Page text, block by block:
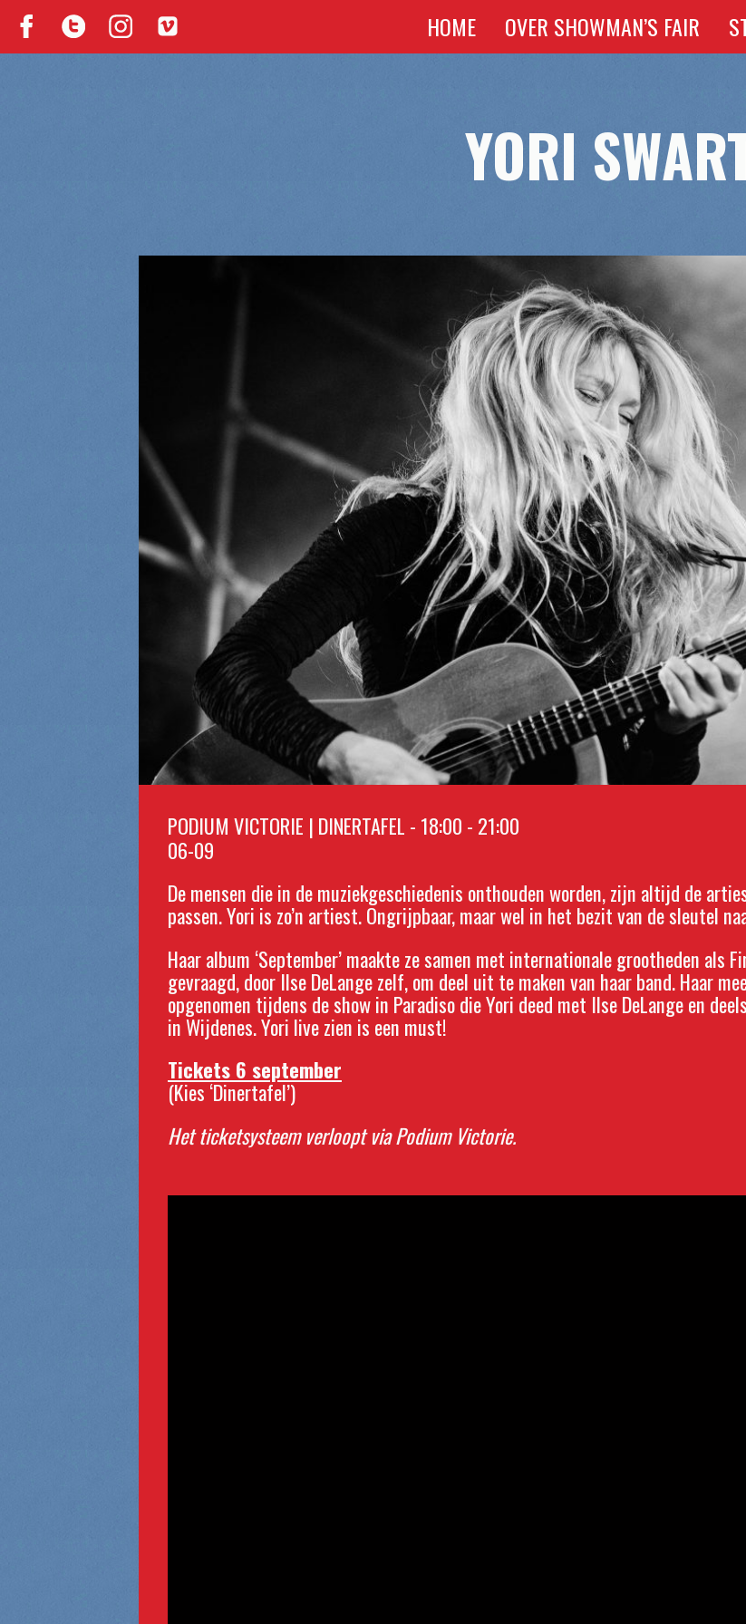
HOME OVER SHOWMAN’S FAIR
YORI
PODIUM VICTORIE | DINERTAFEL - 18:00 - 21:00
06-09
De mensen die in de muziekgeschiedenis onthouden worden, zijn altijd de
passen. Yori is zo’n artiest. Ongrijpbaar, maar wel in het bezit van de sleutel
Haar album ‘September’ maakte ze samen met internationale grootheden als
gevraagd, door Ilse DeLange zelf, om deel uit te maken van haar band.Haar
opgenomen tijdens de show in Paradiso die Yori deed met Ilse DeLange en
in Wijdenes. Yori live zien is een must!
Tickets 6 september
(Kies ‘Dinertafel’)
Het ticketsysteem verloopt via Podium Victorie.